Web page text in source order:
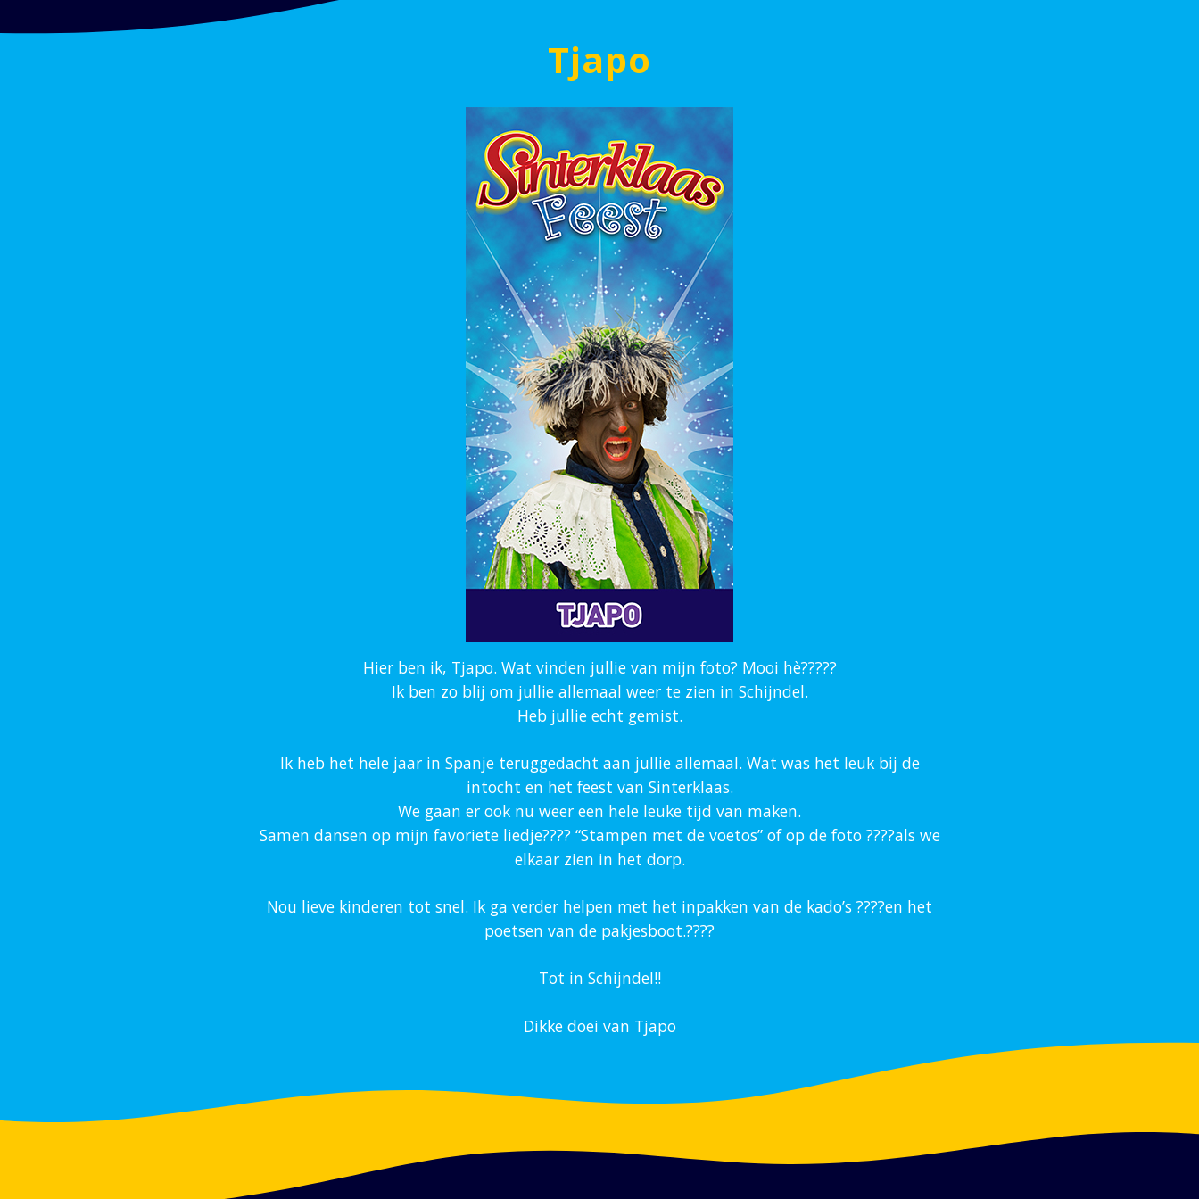
Tjapo
Hier ben ik, Tjapo. Wat vinden jullie van mijn foto? Mooi hè?????
Ik ben zo blij om jullie allemaal weer te zien in Schijndel.
Heb jullie echt gemist.
Ik heb het hele jaar in Spanje teruggedacht aan jullie allemaal. Wat was het leuk bij de
intocht en het feest van Sinterklaas.
We gaan er ook nu weer een hele leuke tijd van maken.
Samen dansen op mijn favoriete liedje???? “Stampen met de voetos” of op de foto ????als we
elkaar zien in het dorp.
Nou lieve kinderen tot snel. Ik ga verder helpen met het inpakken van de kado’s ????en het
poetsen van de pakjesboot.????
Tot in Schijndel!!
Dikke doei van Tjapo